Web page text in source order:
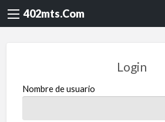
402mts.Com
Login
Nombre de usuario